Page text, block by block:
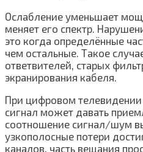
Ослабление уменьшает
меняет его спектр.
это когда определённые
чем остальные. Такое
ответвителей, старых
экранирования кабеля.
При цифровом
сигнал может давать
соотношение сигнал/шум
узкополосные потери
каналов, часть вещания